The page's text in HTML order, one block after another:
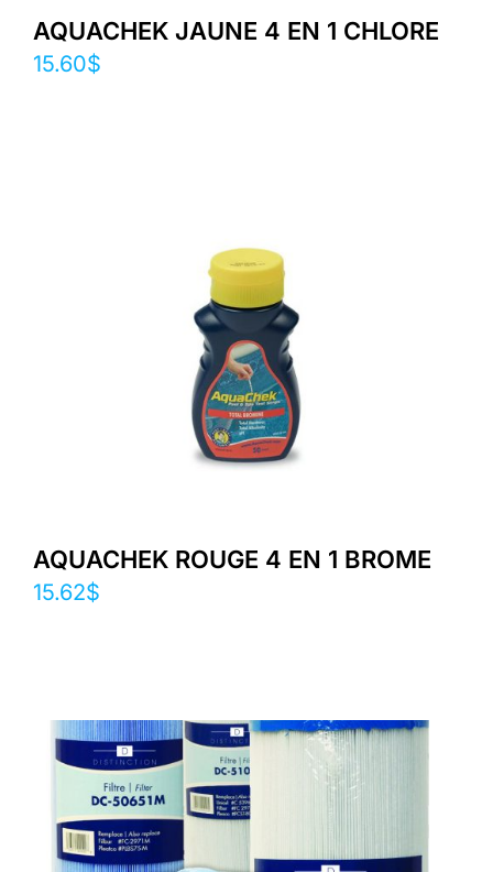
AQUACHEK JAUNE 4 EN 1 CHLORE
15.60$
AQUACHEK ROUGE 4 EN 1 BROME
15.62$